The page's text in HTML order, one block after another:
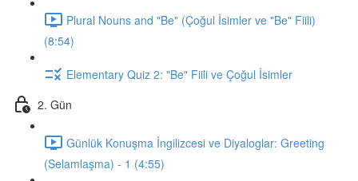
Plural Nouns and "Be" (Çoğul İsimler ve "Be" Fiili)
(8:54)
Elementary Quiz 2: "Be" Fiili ve Çoğul İsimler
2. Gün
Günlük Konuşma İngilizcesi ve Diyaloglar: Greeting
(Selamlaşma) - 1 (4:55)